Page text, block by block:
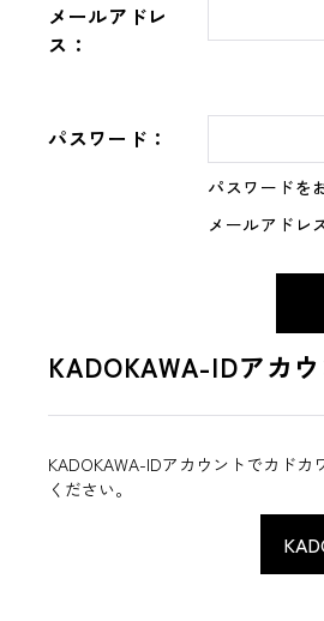
メールアドレ
ス：
パスワード：
パスワードを
メールアドレ
KADOKAWA-IDアカ
KADOKAWA-IDアカウントでカド
ください。